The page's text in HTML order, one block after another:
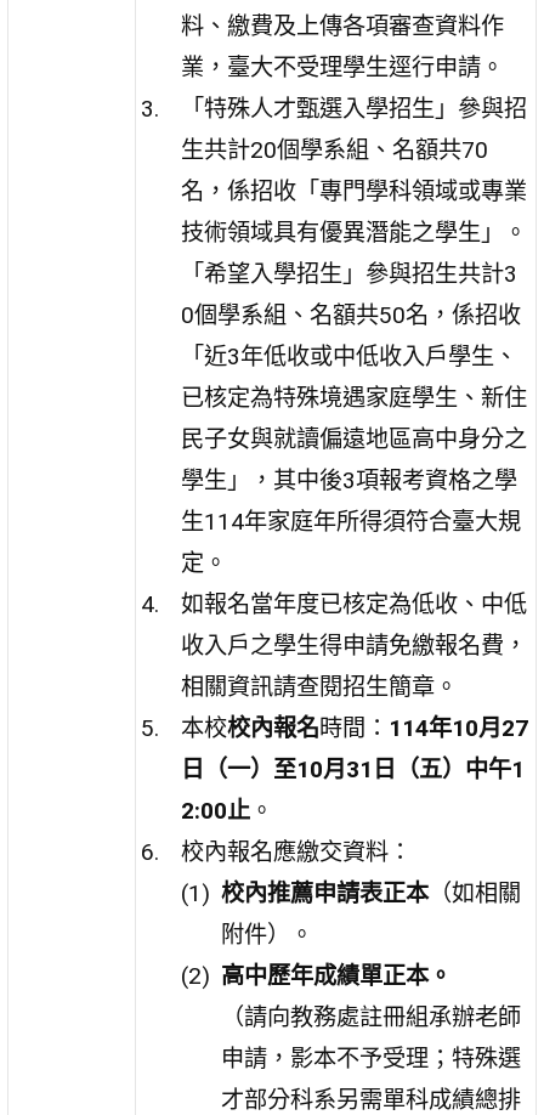
料、繳費及上傳各項審查資料作
業，臺大不受理學生逕行申請。
「特殊人才甄選入學招生」參與招
生共計20個學系組、名額共70
名，係招收「專門學科領域或專業
技術領域具有優異潛能之學生」。
「希望入學招生」參與招生共計3
0個學系組、名額共50名，係招收
「近3年低收或中低收入戶學生、
已核定為特殊境遇家庭學生、新住
民子女與就讀偏遠地區高中身分之
學生」，其中後3項報考資格之學
生114年家庭年所得須符合臺大規
定。
如報名當年度已核定為低收、中低
收入戶之學生得申請免繳報名費，
相關資訊請查閱招生簡章。
本校校內報名時間： 114年10月27
日（一）至10月31日（五）中午1
2:00止。
校內報名應繳交資料：
校內推薦申請表正本（如相關
附件）。
高中歷年成績單正本。
（請向教務處註冊組承辦老師
申請，影本不予受理；特殊選
才部分科系另需單科成績總排